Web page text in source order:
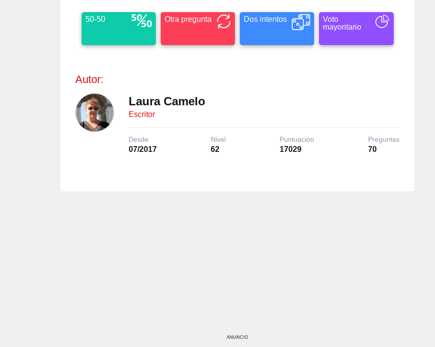
50-50 Otra pregunta Dos intentos
Voto
mayoritario
Autor:
Laura Camelo
Escritor
Desde
07/2017
Nivel
62
Puntuación
17029
Preguntas
70
ANUNCIO